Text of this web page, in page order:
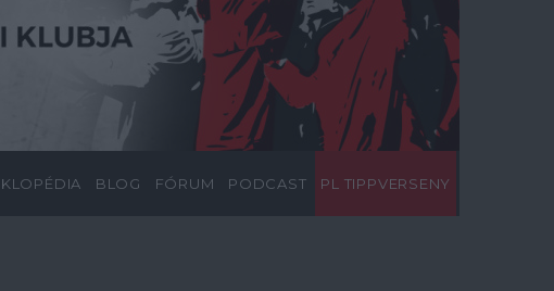
BLOG FÓRUM PODCAST PL TIPPVERSENY